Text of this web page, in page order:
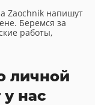
Zaochnik напишут
Беремся за
работы,
личной
нас